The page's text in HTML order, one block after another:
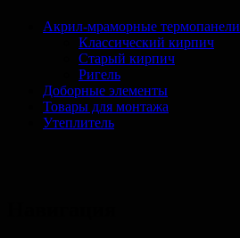
Акрил-мраморные термопанели
Классический кирпич
Старый кирпич
Ригель
Доборные элементы
Товары для монтажа
Утеплитель